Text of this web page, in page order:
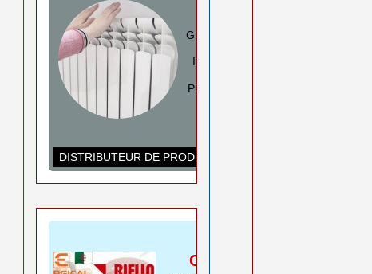
GLOBAL/FARAL/HELYOS
Italie
Prix ➡️
DISTRIBUTEUR DE PRODUITS DE CHAUFFAGE
CHAUDIÈRES